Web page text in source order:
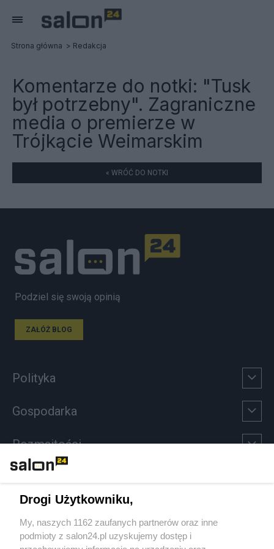
Strona główna Redakcja
Komentarze do notki: "Tusk
był potrzebny". Zagraniczne
media o premierze w
Trójkącie Weimarskim
« WRÓĆ DO NOTKI
Podziel się swoją opinią
ZAŁÓŻ BLOG
Polityka
Gospodarka
Rozmaitości
Sport
Społeczeństwo
Drogi Użytkowniku,
My, naszych 1162 zaufanych partnerów oraz inne
podmioty z salon24.pl uzyskujemy dostęp i